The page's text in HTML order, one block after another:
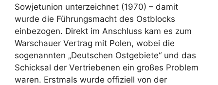
Sowjetunion unterzeichnet (1970) – damit
wurde die Führungsmacht des Ostblocks
einbezogen. Direkt im Anschluss kam es zum
Warschauer Vertrag mit Polen, wobei die
sogenannten „Deutschen Ostgebiete“ und das
Schicksal der Vertriebenen ein großes Problem
waren. Erstmals wurde offiziell von der